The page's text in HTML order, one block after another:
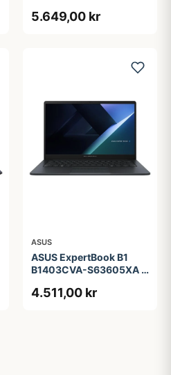
5.649,00 kr
ASUS
ASUS ExpertBook B1
B1403CVA-S63605XA -
i3-1315U - 8 GB RAM -
4.511,00 kr